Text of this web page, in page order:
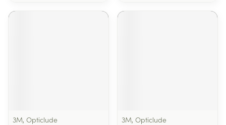
3M, Opticlude
3M, Opticlude